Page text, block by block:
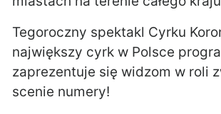
Tegoroczny spektakl Cyrku
największy cyrk w Polsce
zaprezentuje się widzom w roli
scenie numery!